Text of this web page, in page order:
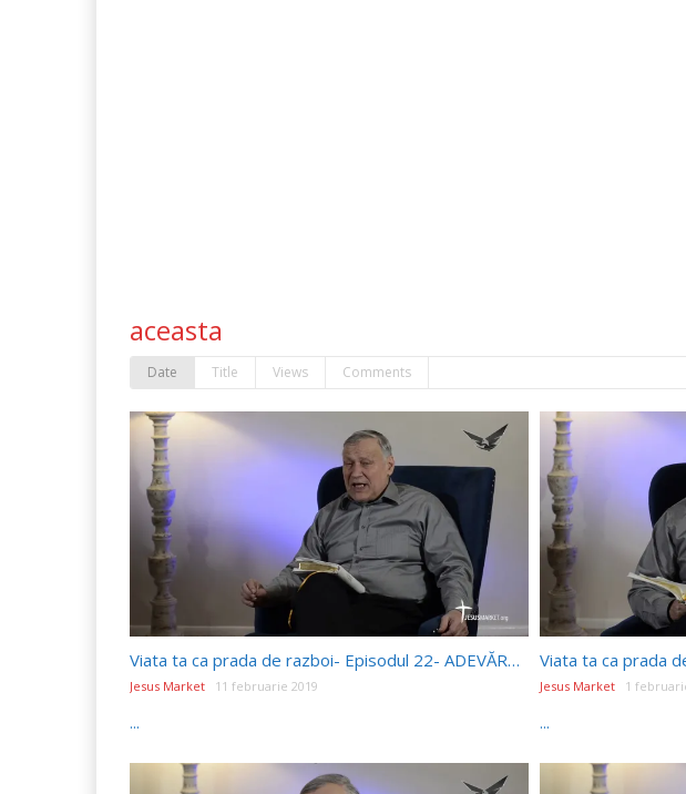
aceasta
Date Title Views Comments
Viata ta ca prada de razboi- Episodul 22- ADEVĂRATUL CARACTER PENTRU VIAȚĂ: IOSIF SAU IUDA?
Jesus Market 11 februarie 2019
...
Jesus Market 1
...